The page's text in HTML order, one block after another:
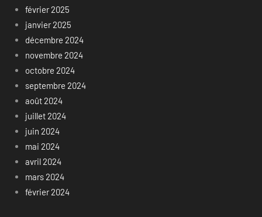
février 2025
janvier 2025
décembre 2024
novembre 2024
octobre 2024
septembre 2024
août 2024
juillet 2024
juin 2024
mai 2024
avril 2024
mars 2024
février 2024